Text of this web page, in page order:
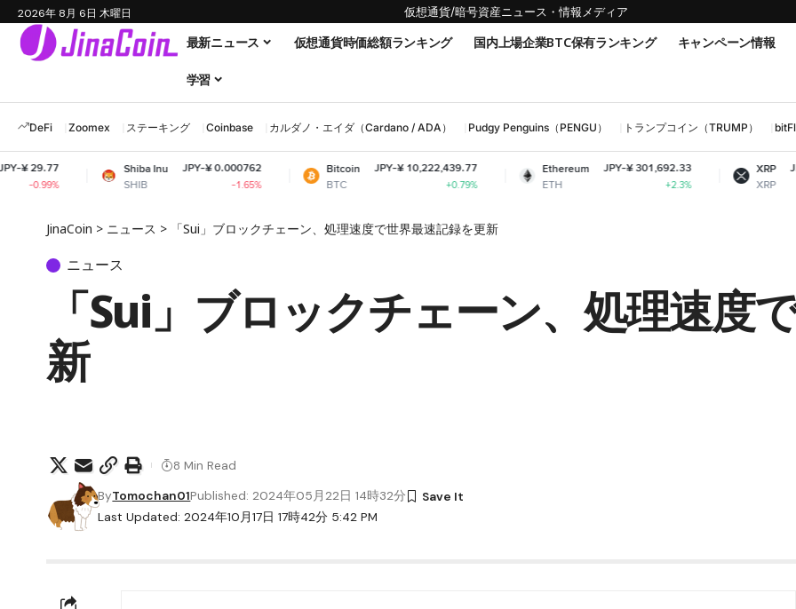
2026年 8月 6日 木曜日 仮想通貨/暗号資産ニュース・情報メディア
最新ニュース 仮想通貨時価総額ランキング 国内上場企業BTC保有ランキング キャンペーン情報
学習
DeFi Zoomex ステーキング Coinbase カルダノ・エイダ（Cardano / ADA） Pudgy Penguins（PENGU） トランプコイン（TRUMP）
Shiba Inu
SHIB
JPY-¥ 0.000762
Bitcoin
BTC
JPY-¥ 10,222,439.77
Ethereum
ETH
JPY-¥ 301,692.33
XRP
XRP
JPY-¥ 165.82
-1.64%
JinaCoin > ニュース > 「Sui」ブロックチェーン、処理速度で世界最速記録を更新
ニュース
「Sui」ブロックチェーン、処理速度
新
Last Updated: 2024年10月17日 17時42分 5:42 PM
ByTomochan01Published: 2024年05月22日 14時32分
8 Min Read